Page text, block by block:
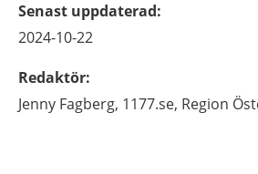
Senast uppdaterad:
2024-10-22
Redaktör:
Jenny Fagberg, 1177.se, Region